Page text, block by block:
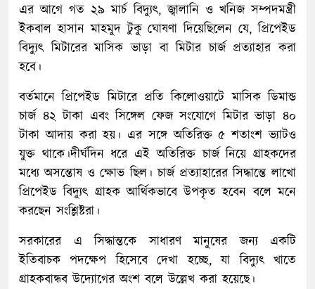
এর আগে গত ২৯ মার্চ বিদ্যুৎ, জ্বালানি ও খনিজ সম্পদমন্ত্রী
ইকবাল হাসান মাহমুদ টুকু ঘোষণা দিয়েছিলেন যে, প্রিপেইড
বিদ্যুৎ মিটারের মাসিক ভাড়া বা মিটার চার্জ প্রত্যাহার করা
হবে।
বর্তমানে প্রিপেইড মিটারে প্রতি কিলোওয়াটে মাসিক ডিমান্ড
চার্জ ৪২ টাকা এবং সিঙ্গেল ফেজ সংযোগে মিটার ভাড়া ৪০
টাকা আদায় করা হয়। এর সঙ্গে অতিরিক্ত ৫ শতাংশ ভ্যাটও
যুক্ত থাকে।দীর্ঘদিন ধরে এই অতিরিক্ত চার্জ নিয়ে গ্রাহকদের
মধ্যে অসন্তোষ ও ক্ষোভ ছিল। চার্জ প্রত্যাহারের সিদ্ধান্তে লাখো
প্রিপেইড বিদ্যুৎ গ্রাহক আর্থিকভাবে উপকৃত হবেন বলে মনে
করছেন সংশ্লিষ্টরা।
সরকারের এ সিদ্ধান্তকে সাধারণ মানুষের জন্য একটি
ইতিবাচক পদক্ষেপ হিসেবে দেখা হচ্ছে, যা বিদ্যুৎ খাতে
গ্রাহকবান্ধব উদ্যোগের অংশ বলে উল্লেখ করা হয়েছে।